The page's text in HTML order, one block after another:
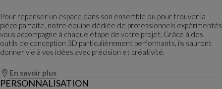
Pour repenser un espace dans son ensemble ou pour trouver la
pièce parfaite, notre équipe dédiée de professionnels expérimentés
vous accompagne à chaque étape de votre projet. Grâce à des
outils de conception 3D particulièrement performants, ils sauront
donner vie à vos idées avec précision et créativité.
En savoir plus
PERSONNALISATION